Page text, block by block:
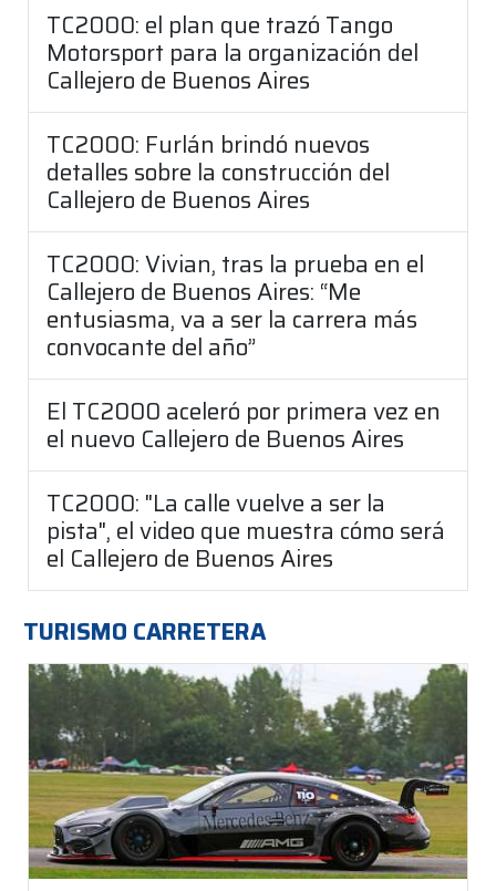
TC2000: el plan que trazó Tango
Motorsport para la organización del
Callejero de Buenos Aires
TC2000: Furlán brindó nuevos
detalles sobre la construcción del
Callejero de Buenos Aires
TC2000: Vivian, tras la prueba en el
Callejero de Buenos Aires: “Me
entusiasma, va a ser la carrera más
convocante del año”
El TC2000 aceleró por primera vez en
el nuevo Callejero de Buenos Aires
TC2000: "La calle vuelve a ser la
pista", el video que muestra cómo será
el Callejero de Buenos Aires
TURISMO CARRETERA